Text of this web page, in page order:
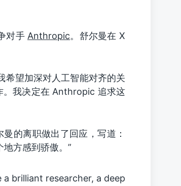
对手Anthropic。舒尔曼在 X
希望加深对人工智能对齐的关
。我决定在 Anthropic 追求这
的离职做出了回应，写道：
方感到骄傲。”
brilliant researcher, a deep